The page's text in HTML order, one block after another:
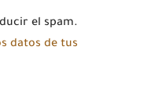
el spam.
datos de tus